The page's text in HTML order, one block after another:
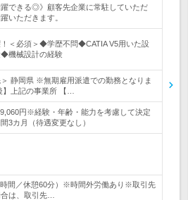
躍できる◎》顧客先企業に常駐していただ
いただきます。
＜必須＞◆学歴不問◆CATIA V5用いた設
◆機械設計の経験
静岡県 ※無期雇用派遣での勤務となりま
上記の事業所 【…
円※経験・年齢・能力を考慮して決定
3カ月（待遇変更なし）
間／休憩60分）※時間外労働あり※取引先
は、取引先…